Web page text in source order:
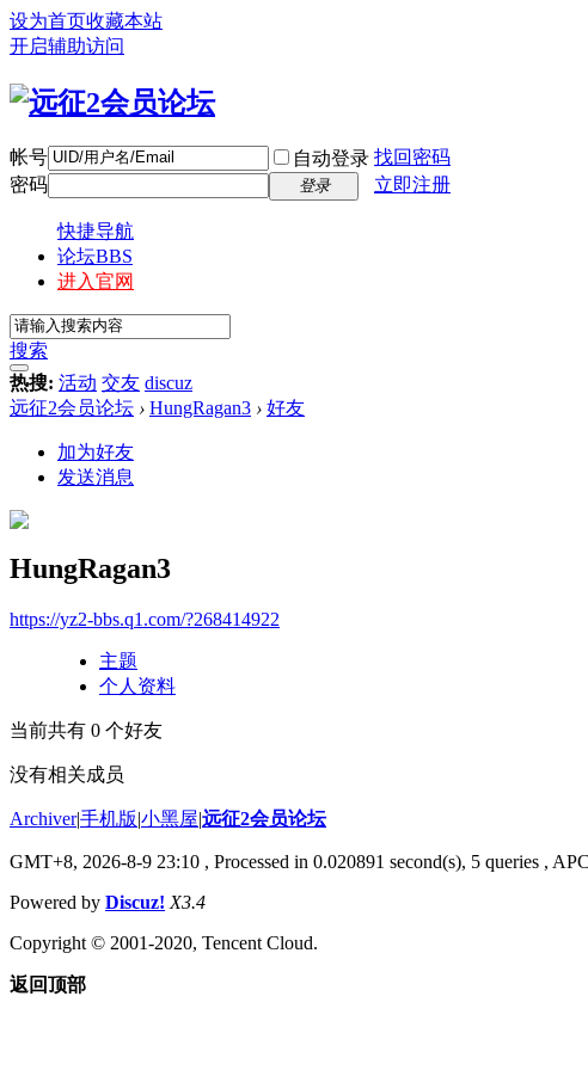
设为首页收藏本站
开启辅助访问
帐号 自动登录 找回密码
密码
登录 立即注册
快捷导航
论坛BBS
进入官网
搜索
热搜: 活动 交友 discuz
远征2会员论坛 › HungRagan3 › 好友
加为好友
发送消息
HungRagan3
https://yz2-bbs.q1.com/?268414922
主题
个人资料
当前共有 0 个好友
没有相关成员
Archiver|手机版|小黑屋|远征2会员论坛
GMT+8, 2026-8-9 23:10 , Processed in 0.020891 second(s), 5 queries ,
Powered by Discuz! X3.4
Copyright © 2001-2020, Tencent Cloud.
返回顶部